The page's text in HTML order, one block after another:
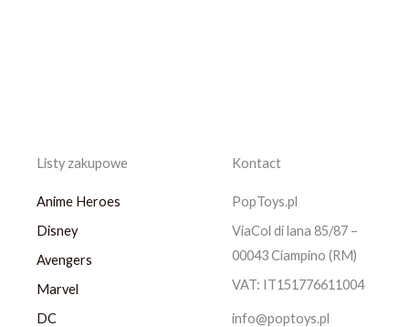
Listy zakupowe
Anime Heroes
Disney
Avengers
Marvel
DC
Kontact
PopToys.pl
ViaCol di lana 85/87 –
00043 Ciampino (RM)
VAT: IT151776611004
info@poptoys.pl